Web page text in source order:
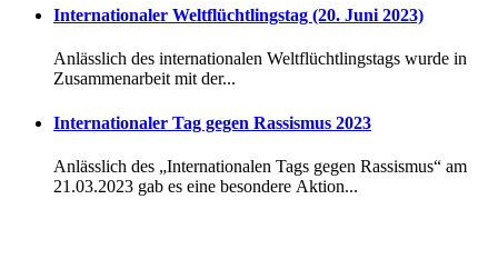
Internationaler Weltflüchtlingstag (20. Juni 2023)
Anlässlich des internationalen Weltflüchtlingstags wurde in
Zusammenarbeit mit der...
Internationaler Tag gegen Rassismus 2023
Anlässlich des „Internationalen Tags gegen Rassismus“ am
21.03.2023 gab es eine besondere Aktion...